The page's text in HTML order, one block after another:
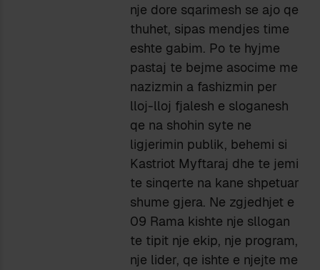
nje dore sqarimesh se ajo qe
thuhet, sipas mendjes time
eshte gabim. Po te hyjme
pastaj te bejme asocime me
nazizmin a fashizmin per
lloj-lloj fjalesh e sloganesh
qe na shohin syte ne
ligjerimin publik, behemi si
Kastriot Myftaraj dhe te jemi
te sinqerte na kane shpetuar
shume gjera. Ne zgjedhjet e
09 Rama kishte nje sllogan
te tipit nje ekip, nje program,
nje lider, qe ishte e njejte me